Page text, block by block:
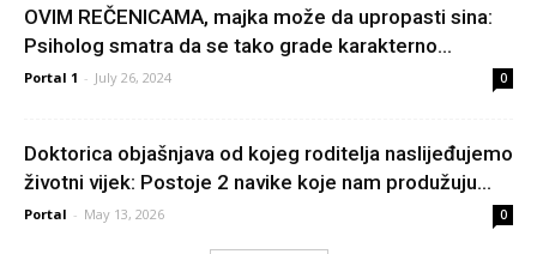
OVIM REČENICAMA, majka može da upropasti sina:
Psiholog smatra da se tako grade karakterno...
Portal 1 - July 26, 2024 0
Doktorica objašnjava od kojeg roditelja naslijeđujemo
životni vijek: Postoje 2 navike koje nam produžuju...
Portal - May 13, 2026 0